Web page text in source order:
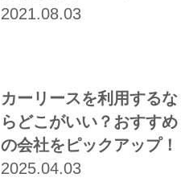
2021.08.03
カーリースを利用するな
らどこがいい？おすすめ
の会社をピックアップ！
2025.04.03